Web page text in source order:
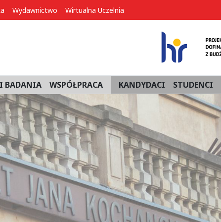
Wydawnictwo Wirtualna Uczelnia
BADANIA WSPÓŁPRACA KANDYDACI STUDENCI